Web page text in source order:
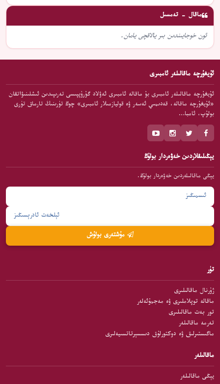
ماقال - تەمسىل
ئون خوجايىندىن بىر يالاقچى يامان.
ئۇيغۇرچە ماقالىلەر ئامبىرى
ئۇيغۇرچە ماقالىلەر ئامبىرى بۇ ماقالە ئامبىرى ئەۋلاد گۇرۇپپىسى تەرىپىدىن ئىشلىنىۋاتقان
«ئۇيغۇرچە ماقالە، قەدىمىي ئەسەر ۋە قوليازمىلار ئامبىرى» چوڭ تۈرىنىڭ تارماق تۈرى
بولۇپ، ئامبا…
يېڭىلىقلاردىن خەۋەردار بولۇڭ
يېڭى ماقالىلەردىن خەۋەردار بولۇڭ.
تۈر
ژۇرنال ماقالىلىرى
ماقالە توپلاملىرى ۋە مەجمۇئەلەر
تور بەت ماقالىلىرى
تەرمە ماقالىلەر
ماگىستىرلىق ۋە دوكتورلۇق دىسسېرتاتسىيەلىرى
ماقالىلەر
يېڭى ماقالىلەر